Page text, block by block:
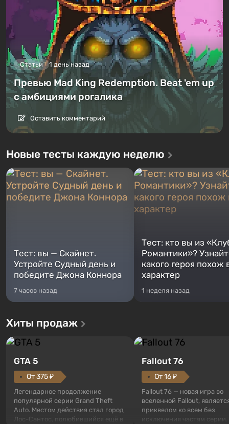
Статьи 1 день назад
Превью Mad King Redemption. Beat 'em up
с амбициями рогалика
Оставить комментарий
Новые тесты каждую неделю
Тест: вы — Скайнет.
Устройте Судный день и
победите Джона Коннора
7 часов назад
Тест: кто вы из
Романтики»?
какого героя похож
характер
1 неделя назад
Хиты продаж
GTA 5
От 375 ₽
Легендарное продолжение
популярной серии Grand Theft
Auto. Местом действия стал город
Лос-Сантос, полюбившийся ещё в
Fallout 76
От 16 ₽
Fallout 76 — новая игра во
вселенной Fallout,
приквелом ко всем без
исключения частям серии.